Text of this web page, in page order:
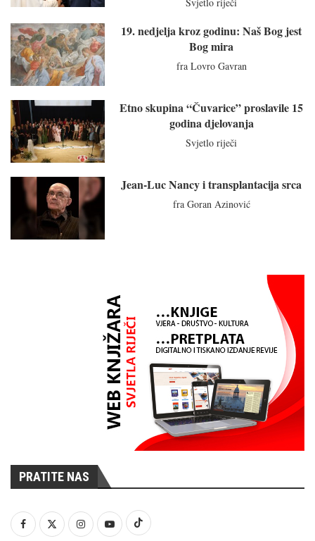
19. nedjelja kroz godinu: Naš Bog jest
Bog mira
fra Lovro Gavran
Etno skupina “Čuvarice” proslavile 15
godina djelovanja
Svjetlo riječi
Jean-Luc Nancy i transplantacija srca
fra Goran Azinović
PRATITE NAS